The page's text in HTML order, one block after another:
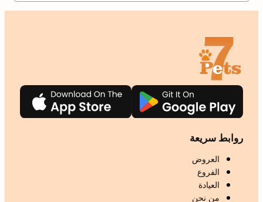
روابط سريعة
العروض
الفروع
العيادة
من نحن